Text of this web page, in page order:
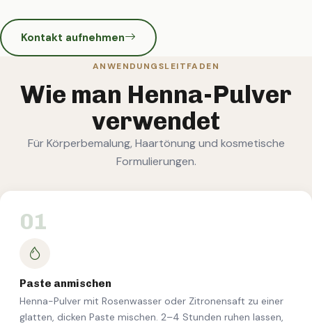
Kontakt aufnehmen
ANWENDUNGSLEITFADEN
Wie man Henna-Pulver
verwendet
Für Körperbemalung, Haartönung und kosmetische
Formulierungen.
01
Paste anmischen
Henna-Pulver mit Rosenwasser oder Zitronensaft zu einer
glatten, dicken Paste mischen. 2–4 Stunden ruhen lassen,